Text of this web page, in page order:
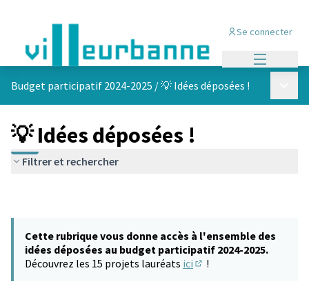
Se connecter
Budget participatif 2024-2025 /💡 Idées déposées !
💡 Idées déposées !
Filtrer et rechercher
Cette rubrique vous donne accès à l'ensemble des
idées déposées au budget participatif 2024-2025.
Découvrez les 15 projets lauréats ici !